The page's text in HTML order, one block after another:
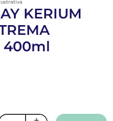
KERIUM
400ml